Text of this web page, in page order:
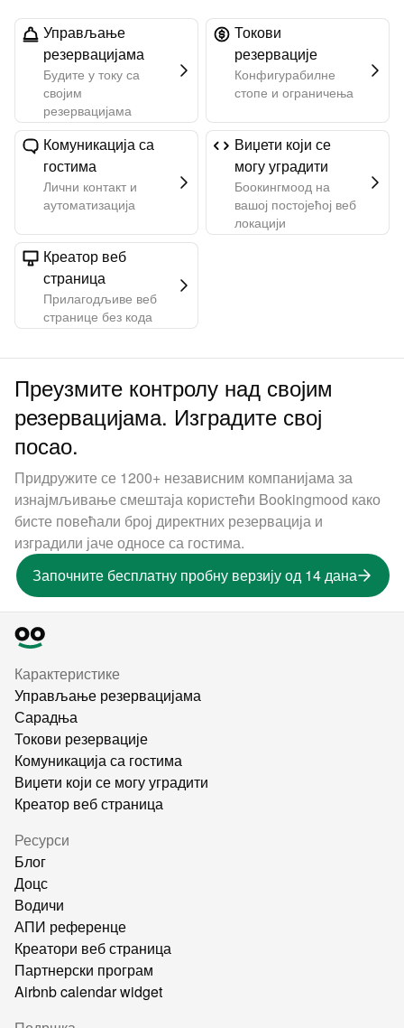
Управљање
резервацијама
Будите у току са
својим
резервацијама
Токови
резервације
Конфигурабилне
стопе и ограничења
Комуникација са
гостима
Лични контакт и
аутоматизација
Виџети који се
могу уградити
Боокингмоод на
вашој постојећој веб
локацији
Креатор веб
страница
Прилагодљиве веб
странице без кода
Преузмите контролу над својим
резервацијама. Изградите свој
посао.
Придружите се 1200+ независним компанијама за
изнајмљивање смештаја користећи Bookingmood како
бисте повећали број директних резервација и
изградили јаче односе са гостима.
Започните бесплатну пробну верзију од 14 дана
Карактеристике
Управљање резервацијама
Сарадња
Токови резервације
Комуникација са гостима
Виџети који се могу уградити
Креатор веб страница
Ресурси
Блог
Доцс
Водичи
АПИ референце
Креатори веб страница
Партнерски програм
Airbnb calendar widget